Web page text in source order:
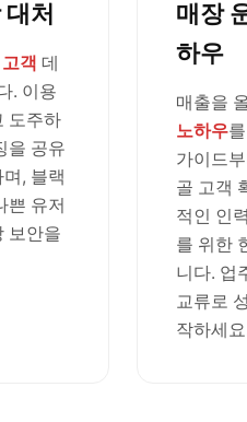
대처
객 데
. 이용
도주하
을 공유
, 블랙
쁜 유저
보안을
매장
하우
매출을
노하우
가이드
골 고객
적인 인
를 위한
니다. 업
교류로
작하세